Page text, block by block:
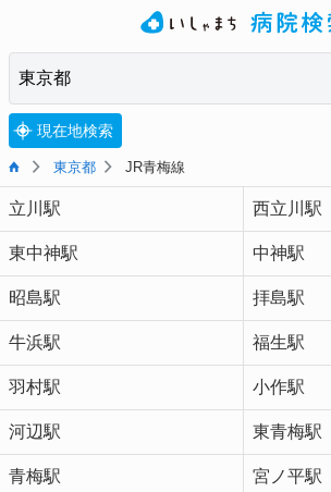
現在地検索
東京都 JR青梅線
立川駅 西立川駅
東中神駅 中神駅
昭島駅 拝島駅
牛浜駅 福生駅
羽村駅 小作駅
河辺駅 東青梅駅
青梅駅 宮ノ平駅